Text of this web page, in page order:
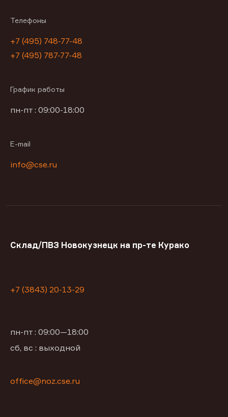
Телефоны
+7 (495) 748-77-48
+7 (495) 787-77-48
График работы
пн-пт : 09:00-18:00
E-mail
info@cse.ru
Склад/ПВЗ Новокузнецк на пр-те Курако
+7 (3843) 20-13-29
пн-пт : 09:00—18:00
сб, вс : выходной
office@noz.cse.ru